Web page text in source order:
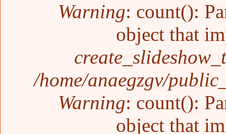
Warning: count():
object that
/home/anaegzgv/
Warning: count():
object that